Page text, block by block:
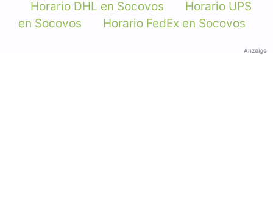
Horario DHL en Socovos
Horario UPS
en Socovos
Horario FedEx en Socovos
Anzeige